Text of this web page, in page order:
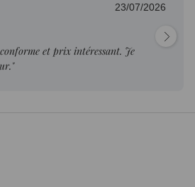
23/07/2026
et prix intéressant. Je